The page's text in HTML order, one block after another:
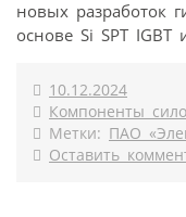
новых разработок
основе Si SPT
10.12.2024
Компоненты
Метки: ПАО
Оставить